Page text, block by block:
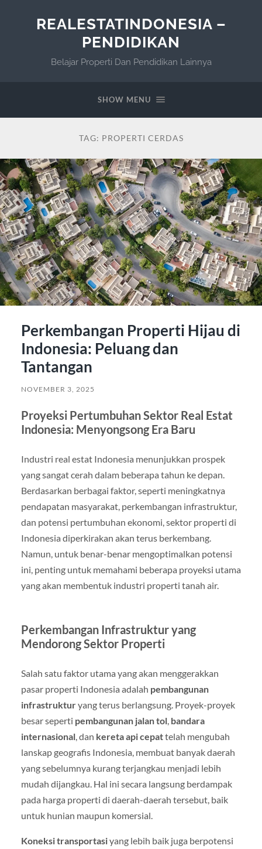
REALESTATINDONESIA –
PENDIDIKAN
Belajar Properti Dan Pendidikan Lainnya
SHOW MENU
TAG: PROPERTI CERDAS
Perkembangan Properti Hijau di
Indonesia: Peluang dan
Tantangan
NOVEMBER 3, 2025
Proyeksi Pertumbuhan Sektor Real Estat
Indonesia: Menyongsong Era Baru
Industri real estat Indonesia menunjukkan prospek
yang sangat cerah dalam beberapa tahun ke depan.
Berdasarkan berbagai faktor, seperti meningkatnya
pendapatan masyarakat, perkembangan infrastruktur,
dan potensi pertumbuhan ekonomi, sektor properti di
Indonesia diperkirakan akan terus berkembang.
Namun, untuk benar-benar mengoptimalkan potensi
ini, penting untuk memahami beberapa proyeksi utama
yang akan membentuk industri properti tanah air.
Perkembangan Infrastruktur yang
Mendorong Sektor Properti
Salah satu faktor utama yang akan menggerakkan
pasar properti Indonesia adalah pembangunan
infrastrukturyang terus berlangsung. Proyek-proyek
besar seperti pembangunan jalan tol, bandara
internasional, dan kereta api cepattelah mengubah
lanskap geografis Indonesia, membuat banyak daerah
yang sebelumnya kurang terjangkau menjadi lebih
mudah dijangkau. Hal ini secara langsung berdampak
pada harga properti di daerah-daerah tersebut, baik
untuk hunian maupun komersial.
Koneksi transportasiyang lebih baik juga berpotensi